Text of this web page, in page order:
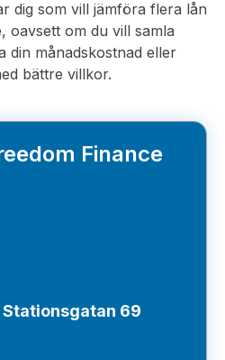
dig som vill jämföra flera lån
oavsett om du vill samla
din månadskostnad eller
bättre villkor.
Finance
69